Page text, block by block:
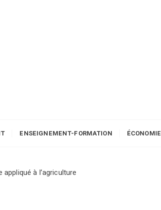
ENSEIGNEMENT-FORMATION ÉCONOMIE
à l’agriculture